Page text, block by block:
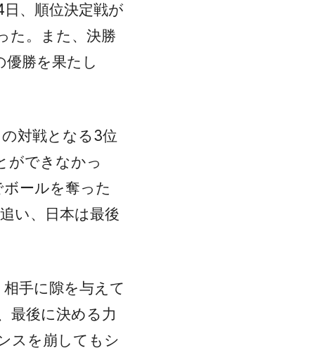
、順位決定戦が
た。また、決勝
勝を果たし
対戦となる3位
ができなかっ
ールを奪った
い、日本は最後
手に隙を与えて
最後に決める力
スを崩してもシ